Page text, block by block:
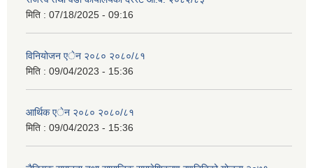
मिति : 07/18/2025 - 09:16
विनियोजन एेन २०८० २०८०/८१
मिति : 09/04/2023 - 15:36
आर्थिक एेन २०८० २०८०/८१
मिति : 09/04/2023 - 15:36